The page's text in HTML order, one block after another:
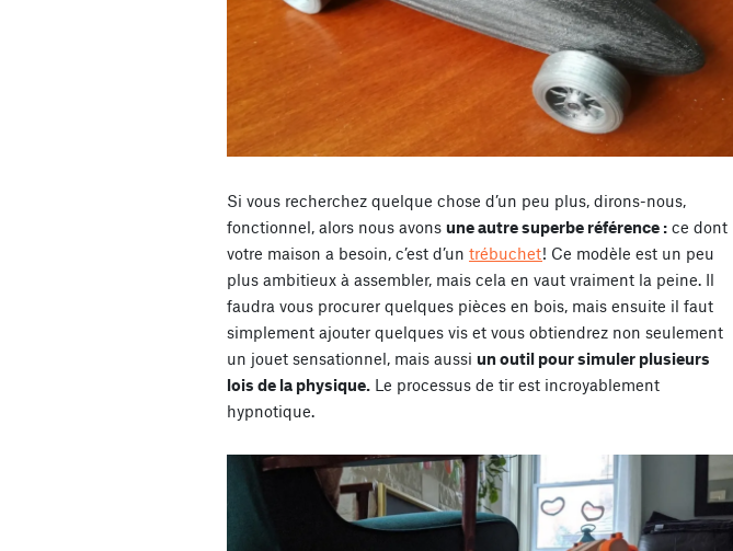
Si vous recherchez quelque chose d’un peu plus, dirons-nous,
fonctionnel, alors nous avons une autre superbe référence : ce dont
votre maison a besoin, c’est d’un trébuchet! Ce modèle est un peu
plus ambitieux à assembler, mais cela en vaut vraiment la peine. Il
faudra vous procurer quelques pièces en bois, mais ensuite il faut
simplement ajouter quelques vis et vous obtiendrez non seulement
un jouet sensationnel, mais aussi un outil pour simuler plusieurs
lois de la physique. Le processus de tir est incroyablement
hypnotique.